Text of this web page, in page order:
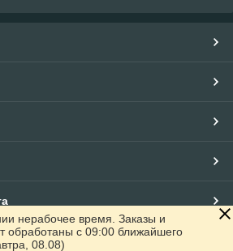
Satu.kz
нерабочее время. Заказы и
обработаны с 09:00 ближайшего
08.08)